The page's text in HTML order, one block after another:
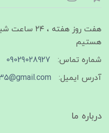
هفت روز هفته
هستیم
شماره تماس:
09029028927
آدرس ایمیل:
درباره ما